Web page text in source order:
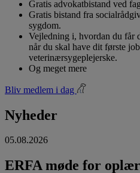
Gratis advokatbistand ved
Gratis bistand fra
sygdom.
Vejledning i, hvordan du får
når du skal have dit første
veterinærsygeplejerske.
Og meget mere
Bliv medlem i dag
Nyheder
05.08.2026
ERFA møde for